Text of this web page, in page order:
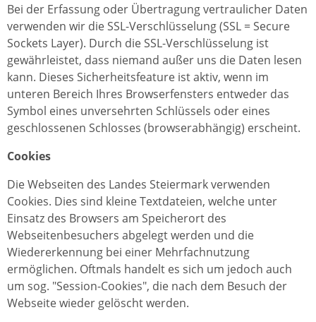
Bei der Erfassung oder Übertragung vertraulicher Daten
verwenden wir die SSL-Verschlüsselung (SSL = Secure
Sockets Layer). Durch die SSL-Verschlüsselung ist
gewährleistet, dass niemand außer uns die Daten lesen
kann. Dieses Sicherheitsfeature ist aktiv, wenn im
unteren Bereich Ihres Browserfensters entweder das
Symbol eines unversehrten Schlüssels oder eines
geschlossenen Schlosses (browserabhängig) erscheint.
Cookies
Die Webseiten des Landes Steiermark verwenden
Cookies. Dies sind kleine Textdateien, welche unter
Einsatz des Browsers am Speicherort des
Webseitenbesuchers abgelegt werden und die
Wiedererkennung bei einer Mehrfachnutzung
ermöglichen. Oftmals handelt es sich um jedoch auch
um sog. "Session-Cookies", die nach dem Besuch der
Webseite wieder gelöscht werden.